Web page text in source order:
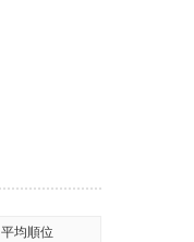
平均順位